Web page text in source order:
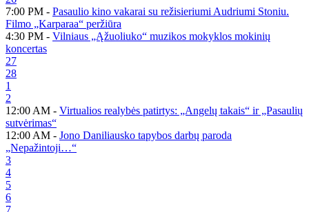
7:00 PM - Pasaulio kino vakarai su režisieriumi Audriumi Stoniu.
Filmo „Karparaa“ peržiūra
4:30 PM - Vilniaus „Ąžuoliuko“ muzikos mokyklos mokinių
koncertas
27
28
1
2
12:00 AM - Virtualios realybės patirtys: „Angelų takais“ ir „Pasaulių
sutvėrimas“
12:00 AM - Jono Daniliausko tapybos darbų paroda
„Nepažintoji…“
3
4
5
6
7